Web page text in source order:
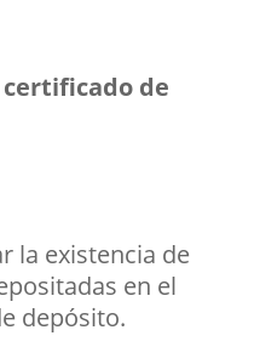
de
la existencia de
en el
depósito.